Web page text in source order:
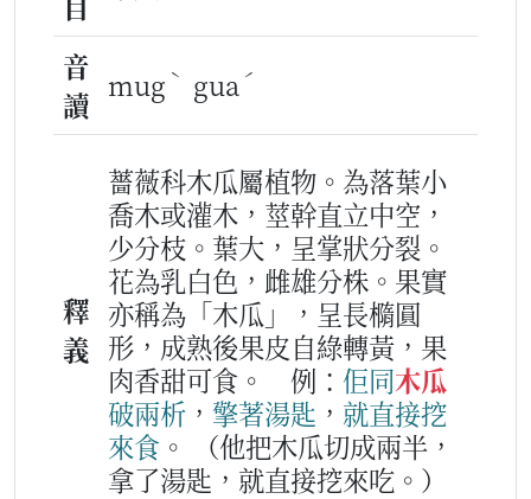
音
讀
mug ˋ gua ˊ
釋
義
薔薇科木瓜屬植物。為落葉小
喬木或灌木，莖幹直立中空，
少分枝。葉大，呈掌狀分裂。
花為乳白色，雌雄分株。果實
亦稱為「木瓜」，呈長橢圓
形，成熟後果皮自綠轉黃，果
肉香甜可食。
例： 佢同木瓜
破兩析 ， 擎著湯匙 ， 就直接挖
來食 。
（他把木瓜切成兩半，
拿了湯匙，就直接挖來吃。）